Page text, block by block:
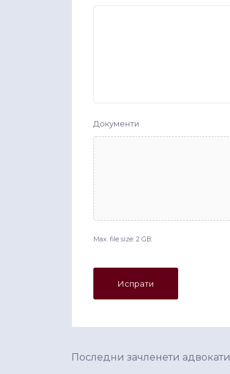
Документи
Max. file size: 2 GB.
Последни зачленети адвокати